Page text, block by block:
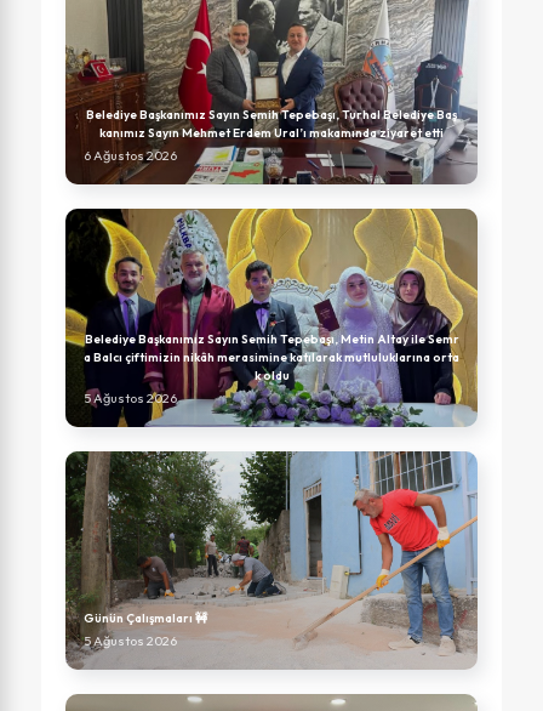
Belediye Başkanımız Sayın Semih Tepebaşı, Turhal Belediye Baş
kanımız Sayın Mehmet Erdem Ural’ı makamında ziyaret etti
6 Ağustos 2026
Belediye Başkanımız Sayın Semih Tepebaşı, Metin Altay ile Semr
a Balcı çiftimizin nikâh merasimine katılarak mutluluklarına orta
k oldu
5 Ağustos 2026
Günün Çalışmaları 🚧
5 Ağustos 2026